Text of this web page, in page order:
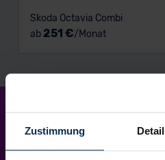
Zustimmung
Skoda Octavia Combi
ab 251 €/Monat
so einfach